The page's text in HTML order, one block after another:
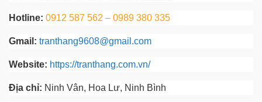
Hotline: 0912 587 562 – 0989 380 335
Gmail: tranthang9608@gmail.com
Website: https://tranthang.com.vn/
Địa chỉ: Ninh Vân, Hoa Lư, Ninh Bình